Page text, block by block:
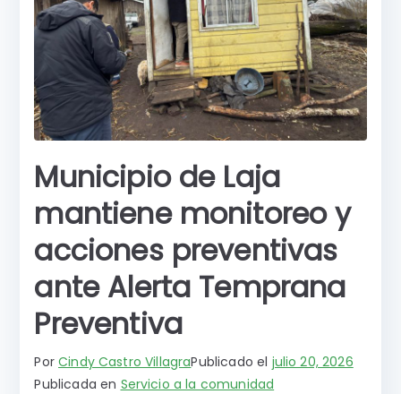
Municipio de Laja
mantiene monitoreo y
acciones preventivas
ante Alerta Temprana
Preventiva
PorCindy Castro VillagraPublicado el julio 20, 2026
Publicada en Servicio a la comunidad